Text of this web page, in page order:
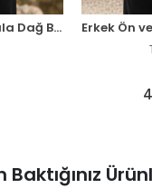
Erkek Outdoor Pusula Dağ Baskılı Kısa Kollu Oversize T-Shirt - Siyah
Baktığınız